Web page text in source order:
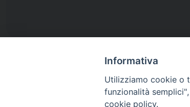
Diocesi di
Informativa
Utilizziamo cookie o
funzionalità
cookie policy.